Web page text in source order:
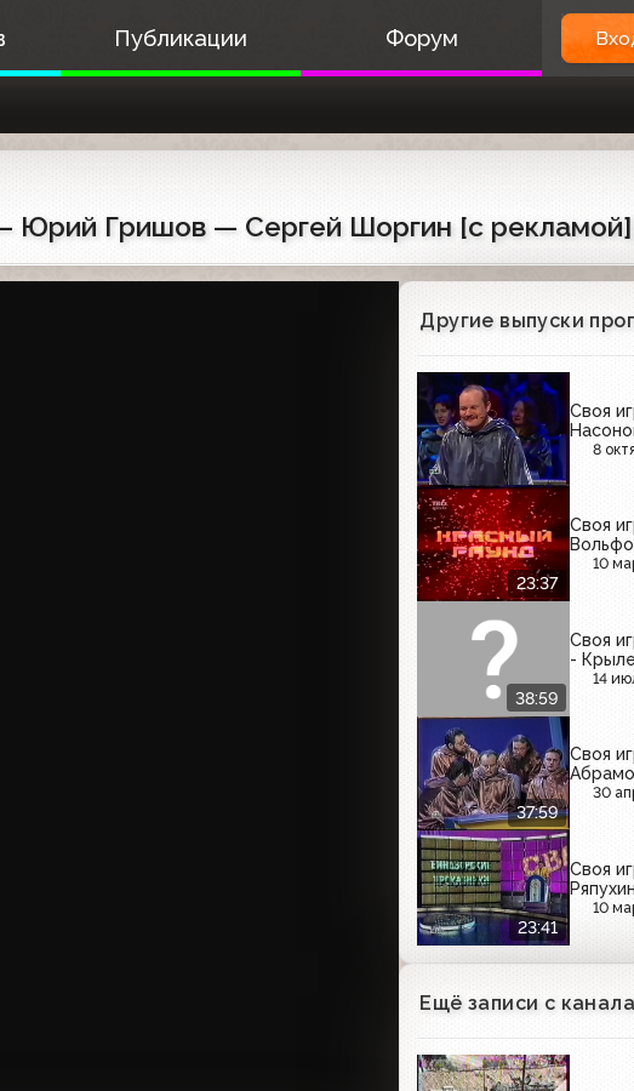
Публикации Форум
Юрий Гришов — Сергей Шоргин [c рекламой]
Другие выпуски
Своя
8
23:37
Своя
10
38:59
Своя
-
14
37:59
Своя
30
23:41
Своя
10
Ещё записи с канала